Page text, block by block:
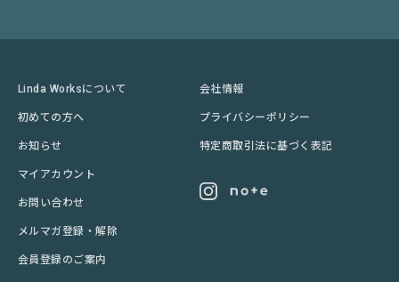
Linda Worksについて
初めての方へ
お知らせ
マイアカウント
お問い合わせ
メルマガ登録・解除
会員登録のご案内
会社情報
プライバシーポリシー
特定商取引法に基づく表記